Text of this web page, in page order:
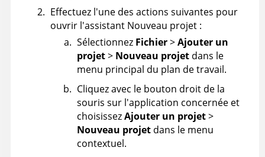
Effectuez l'une des actions suivantes pour
ouvrir l'assistant Nouveau projet :
Sélectionnez Fichier>Ajouter un
projet> Nouveau projet dans le
menu principal du plan de travail.
Cliquez avec le bouton droit de la
souris sur l'application concernée et
choisissezAjouter un projet>
Nouveau projet dans le menu
contextuel.